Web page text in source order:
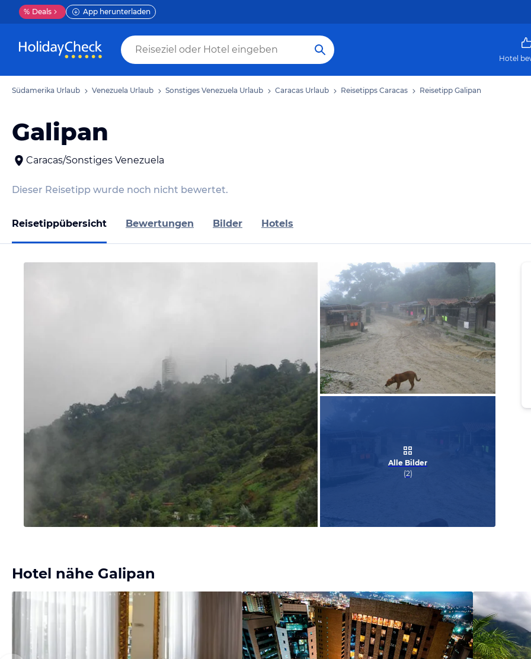
% Deals App herunterladen
Hotel
Südamerika Urlaub Venezuela Urlaub Sonstiges Venezuela Urlaub Caracas Urlaub Reisetipps Caracas Reisetipp Galipan
Galipan
Caracas/Sonstiges Venezuela
Dieser Reisetipp wurde noch nicht bewertet.
Reisetippübersicht Bewertungen Bilder Hotels
Alle Bilder
(2)
Hotel nähe Galipan